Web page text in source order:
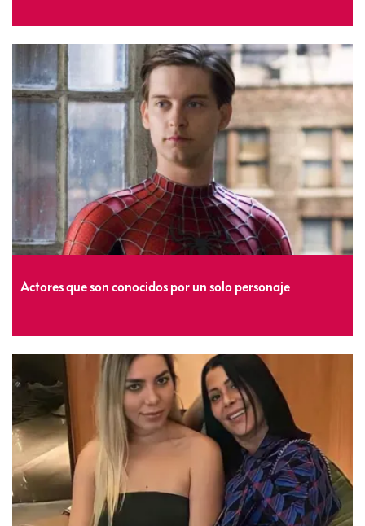
Actores que son conocidos por un solo personaje